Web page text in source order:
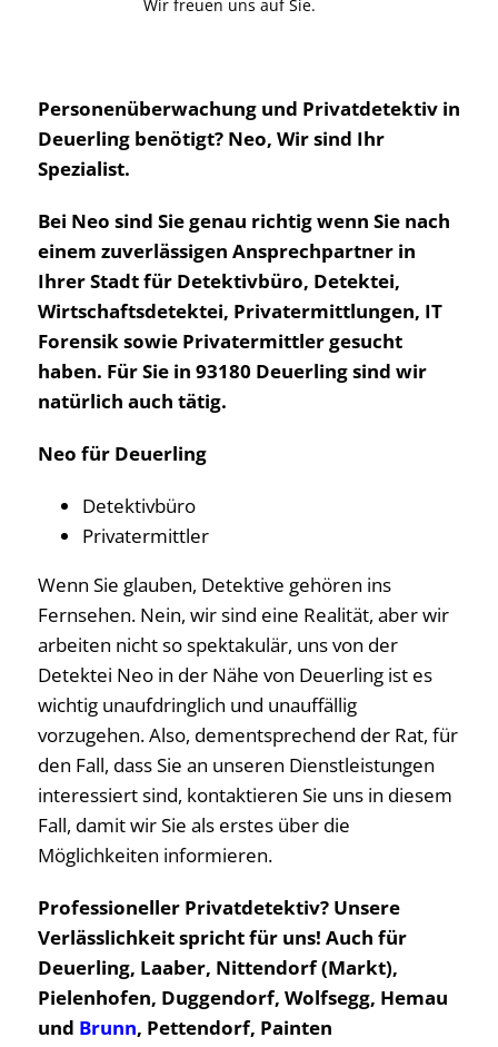
Wir freuen uns auf Sie.
Personenüberwachung und Privatdetektiv in
Deuerling benötigt? Neo, Wir sind Ihr
Spezialist.
Bei Neo sind Sie genau richtig wenn Sie nach
einem zuverlässigen Ansprechpartner in
Ihrer Stadt für Detektivbüro, Detektei,
Wirtschaftsdetektei, Privatermittlungen, IT
Forensik sowie Privatermittler gesucht
haben. Für Sie in 93180 Deuerling sind wir
natürlich auch tätig.
Neo für Deuerling
Detektivbüro
Privatermittler
Wenn Sie glauben, Detektive gehören ins
Fernsehen. Nein, wir sind eine Realität, aber wir
arbeiten nicht so spektakulär, uns von der
Detektei Neo in der Nähe von Deuerling ist es
wichtig unaufdringlich und unauffällig
vorzugehen. Also, dementsprechend der Rat, für
den Fall, dass Sie an unseren Dienstleistungen
interessiert sind, kontaktieren Sie uns in diesem
Fall, damit wir Sie als erstes über die
Möglichkeiten informieren.
Professioneller Privatdetektiv? Unsere
Verlässlichkeit spricht für uns! Auch für
Deuerling, Laaber, Nittendorf (Markt),
Pielenhofen, Duggendorf, Wolfsegg, Hemau
und Brunn, Pettendorf, Painten